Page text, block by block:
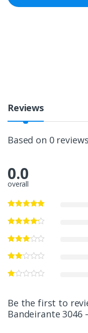
Reviews
Based on 0 reviews
0.0
overall
Be the first to
Bandeirante 3046